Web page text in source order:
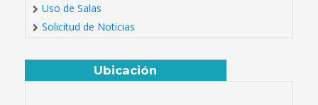
Uso de Salas
Solicitud de Noticias
Ubicación